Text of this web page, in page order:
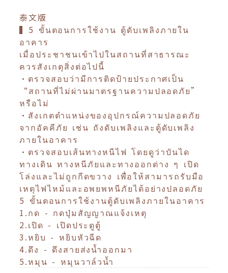
泰文版
▍5 ขั้นตอนการใช้งาน ตู้ดับเพลิงภายใน
อาคาร
เมื่อประชาชนเข้าไปในสถานที่สาธารณะ
ควรสังเกตุสิ่งต่อไปนี้
•ตรวจสอบว่ามีการติดป้ายประกาศเป็น
“สถานที่ไม่ผ่านมาตรฐานความปลอดภัย”
หรือไม่
•สังเกตตำแหน่งของอุปกรณ์ความปลอดภัย
จากอัคคีภัย เช่น ถังดับเพลิงและตู้ดับเพลิง
ภายในอาคาร
•ตรวจสอบเส้นทางหนีไฟ โดยดูว่าบันได
ทางเดิน ทางหนีภัยและทางออกต่าง ๆ เปิด
โล่งและไม่ถูกกีดขวาง เพื่อให้สามารถรับมือ
เหตุไฟไหม้และอพยพหนีภัยได้อย่างปลอดภัย
5 ขั้นตอนการใช้งานตู้ดับเพลิงภายในอาคาร
1.กด - กดปุ่มสัญญาณแจ้งเหตุ
2.เปิด - เปิดประตูตู้
3.หยิบ - หยิบหัวฉีด
4.ดึง - ดึงสายส่งน้ำออกมา
5.หมุน - หมุนวาล์วน้ำ